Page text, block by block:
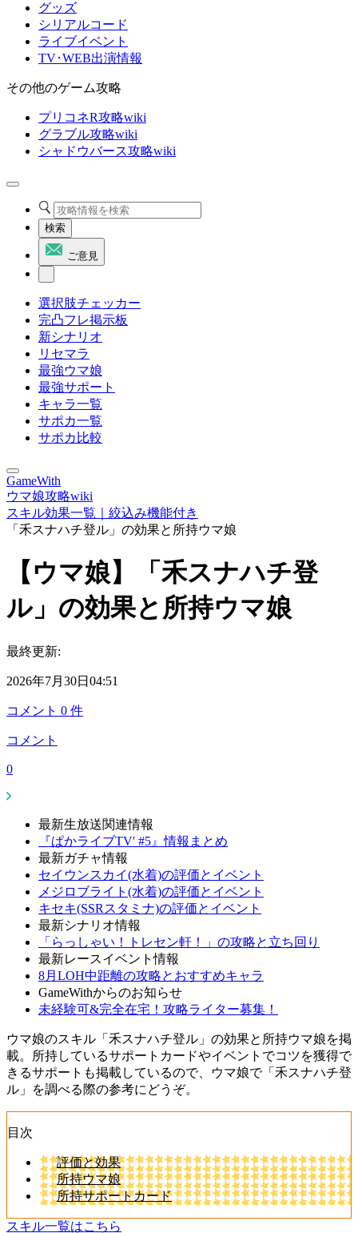
グッズ
シリアルコード
ライブイベント
TV･WEB出演情報
その他のゲーム攻略
プリコネR攻略wiki
グラブル攻略wiki
シャドウバース攻略wiki
検索
ご意見
選択肢チェッカー
完凸フレ掲示板
新シナリオ
リセマラ
最強ウマ娘
最強サポート
キャラ一覧
サポカ一覧
サポカ比較
GameWith
ウマ娘攻略wiki
スキル効果一覧｜絞込み機能付き
「禾スナハチ登ル」の効果と所持ウマ娘
【ウマ娘】「禾スナハチ登
ル」の効果と所持ウマ娘
最終更新:
2026年7月30日04:51
コメント 0 件
コメント
0
最新生放送関連情報
『ぱかライブTV' #5』情報まとめ
最新ガチャ情報
セイウンスカイ(水着)の評価とイベント
メジロブライト(水着)の評価とイベント
キセキ(SSRスタミナ)の評価とイベント
最新シナリオ情報
「らっしゃい！トレセン軒！」の攻略と立ち回り
最新レースイベント情報
8月LOH中距離の攻略とおすすめキャラ
GameWithからのお知らせ
未経験可&完全在宅！攻略ライター募集！
ウマ娘のスキル「禾スナハチ登ル」の効果と所持ウマ娘を掲
載。所持しているサポートカードやイベントでコツを獲得で
きるサポートも掲載しているので、ウマ娘で「禾スナハチ登
ル」を調べる際の参考にどうぞ。
目次
評価と効果
所持ウマ娘
所持サポートカード
スキル一覧はこちら